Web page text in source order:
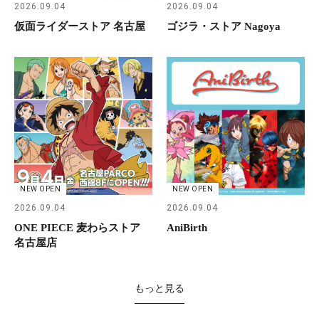
2026.09.04
仮面ライダーストア 名古屋
2026.09.04
ゴジラ・ストア Nagoya
NEW OPEN
2026.09.04
ONE PIECE 麦わらストア
名古屋店
NEW OPEN
2026.09.04
AniBirth
もっと見る